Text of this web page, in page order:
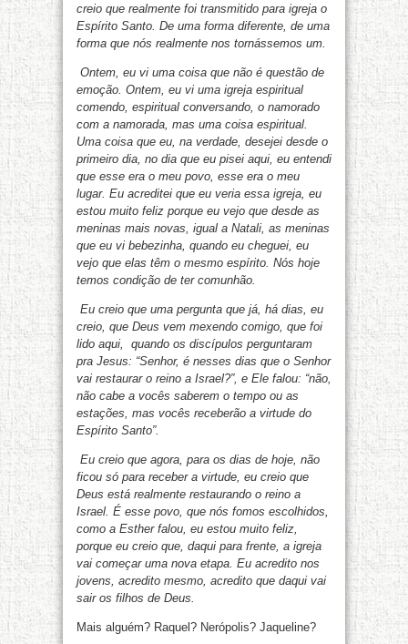
creio que realmente foi transmitido para igreja o
Espírito Santo. De uma forma diferente, de uma
forma que nós realmente nos tornássemos um.
Ontem, eu vi uma coisa que não é questão de
emoção. Ontem, eu vi uma igreja espiritual
comendo, espiritual conversando, o namorado
com a namorada, mas uma coisa espiritual.
Uma coisa que eu, na verdade, desejei desde o
primeiro dia, no dia que eu pisei aqui, eu entendi
que esse era o meu povo, esse era o meu
lugar. Eu acreditei que eu veria essa igreja, eu
estou muito feliz porque eu vejo que desde as
meninas mais novas, igual a Natali, as meninas
que eu vi bebezinha, quando eu cheguei, eu
vejo que elas têm o mesmo espírito. Nós hoje
temos condição de ter comunhão.
Eu creio que uma pergunta que já, há dias, eu
creio, que Deus vem mexendo comigo, que foi
lido aqui, quando os discípulos perguntaram
pra Jesus: “Senhor, é nesses dias que o Senhor
vai restaurar o reino a Israel?”, e Ele falou: “não,
não cabe a vocês saberem o tempo ou as
estações, mas vocês receberão a virtude do
Espírito Santo”.
Eu creio que agora, para os dias de hoje, não
ficou só para receber a virtude, eu creio que
Deus está realmente restaurando o reino a
Israel. É esse povo, que nós fomos escolhidos,
como a Esther falou, eu estou muito feliz,
porque eu creio que, daqui para frente, a igreja
vai começar uma nova etapa. Eu acredito nos
jovens, acredito mesmo, acredito que daqui vai
sair os filhos de Deus.
Mais alguém? Raquel? Nerópolis? Jaqueline?